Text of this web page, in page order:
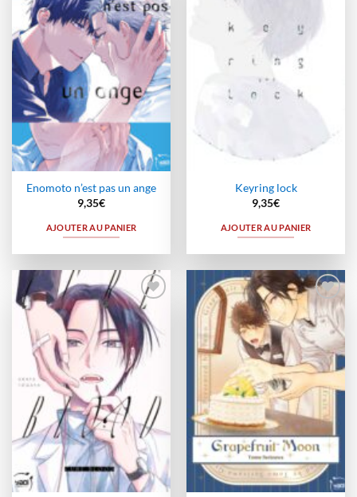
wishlist
Enomoto n’est pas un ange
9,35€
AJOUTER AU PANIER
Keyring lock
9,35€
AJOUTER AU PANIER
Ajouter
à la
wishlist
Ajouter
à la
wishlist